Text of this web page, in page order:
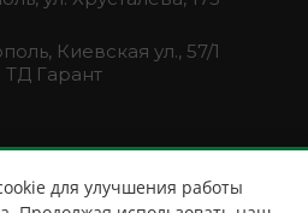
Киевская ул., 57/1
ТД Гарант
для улучшения работы